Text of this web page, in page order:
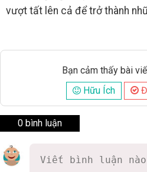
vượt tất lên cả để trở thành
Bạn cảm thấy bài
Hữu Ích
0 bình luận